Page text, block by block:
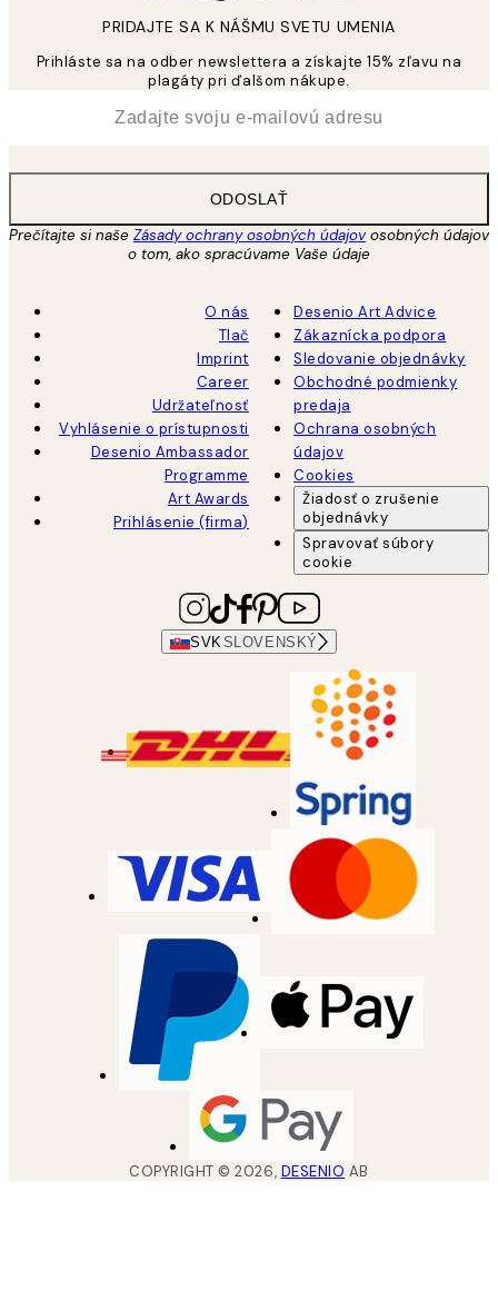
PRIDAJTE SA K NÁŠMU SVETU UMENIA
Prihláste sa na odber newslettera a získajte 15% zľavu na
plagáty pri ďalšom nákupe.
ODOSLAŤ
Prečítajte si naše Zásady ochrany osobných údajovosobných údajov
o tom, ako spracúvame Vaše údaje
O nás
Tlač
Imprint
Career
Udržateľnosť
Vyhlásenie o prístupnosti
Desenio Ambassador
Programme
Art Awards
Prihlásenie (firma)
Desenio Art Advice
Zákaznícka podpora
Sledovanie objednávky
Obchodné podmienky
predaja
Ochrana osobných
údajov
Cookies
Žiadosť o zrušenie
objednávky
Spravovať súbory
cookie
SVK SLOVENSKÝ
COPYRIGHT ©2026, DESENIO AB